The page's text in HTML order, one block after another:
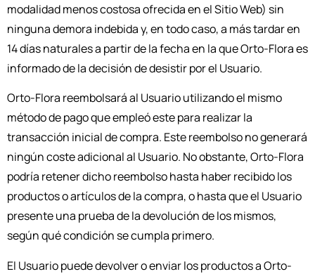
modalidad menos costosa ofrecida en el Sitio Web) sin
ninguna demora indebida y, en todo caso, a más tardar en
14 días naturales a partir de la fecha en la que Orto-Flora es
informado de la decisión de desistir por el Usuario.
Orto-Flora reembolsará al Usuario utilizando el mismo
método de pago que empleó este para realizar la
transacción inicial de compra. Este reembolso no generará
ningún coste adicional al Usuario. No obstante, Orto-Flora
podría retener dicho reembolso hasta haber recibido los
productos o artículos de la compra, o hasta que el Usuario
presente una prueba de la devolución de los mismos,
según qué condición se cumpla primero.
El Usuario puede devolver o enviar los productos a Orto-